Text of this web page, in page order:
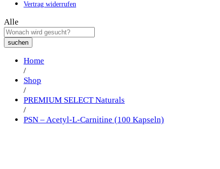
Vertrag widerrufen
Alle
suchen
Home
/
Shop
/
PREMIUM SELECT Naturals
/
PSN – Acetyl-L-Carnitine (100 Kapseln)